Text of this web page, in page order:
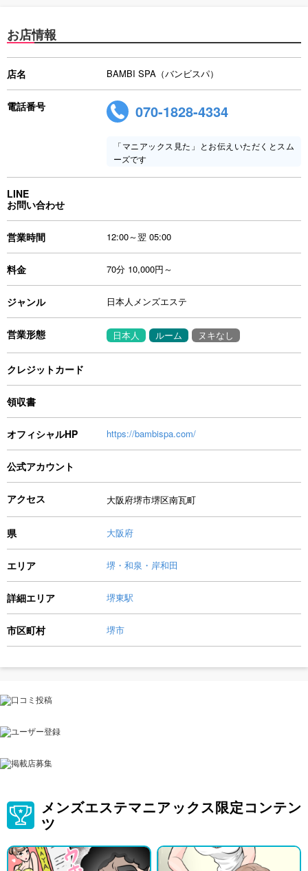
お店情報
店名 BAMBI SPA（バンビスパ）
電話番号 070-1828-4334
「マニアックス見た」とお伝えいただくとスム
ーズです
LINE
お問い合わせ
営業時間 12:00～翌 05:00
料金 70分 10,000円～
ジャンル 日本人メンズエステ
営業形態 日本人 ルーム ヌキなし
クレジットカード
領収書
オフィシャルHP https://bambispa.com/
公式アカウント
アクセス 大阪府堺市堺区南瓦町
県 大阪府
エリア 堺・和泉・岸和田
詳細エリア 堺東駅
市区町村 堺市
メンズエステマニアックス限定コンテン
ツ